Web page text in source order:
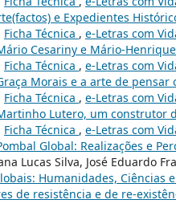
e Expedientes
Ficha Técnica , e-Letras com
Cesariny e Mário-
Ficha Técnica , e-Letras com
Morais e a arte de pensar
Ficha Técnica , e-Letras com
Lutero, um construtor
Ficha Técnica , e-Letras com
Global: Realizações e
Lucas Silva, José Eduardo
Humanidades, Ciências
de resistência e de re-